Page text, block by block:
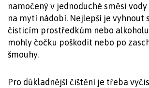
namočený v jednoduché směsi
na mytí nádobí. Nejlepší je vyhnout
čisticím prostředkům nebo
mohly čočku poškodit nebo po
šmouhy.
Pro důkladnější čištění je třeba